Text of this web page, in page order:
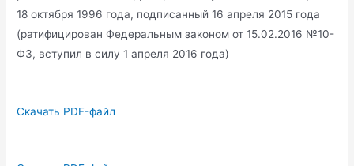
18 октября 1996 года, подписанный 16 апреля 2015 года
(ратифицирован Федеральным законом от 15.02.2016 №10-
ФЗ, вступил в силу 1 апреля 2016 года)
Скачать PDF-файл